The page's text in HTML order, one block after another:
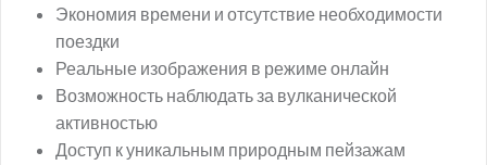
Экономия времени и отсутствие необходимости
поездки
Реальные изображения в режиме онлайн
Возможность наблюдать за вулканической
активностью
Доступ к уникальным природным пейзажам